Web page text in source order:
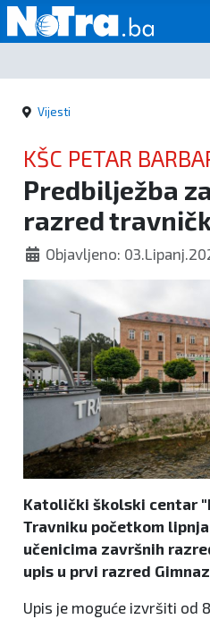
Početna
Vijesti
Sport
Kultura
Crna
kronika
Politika
Zanimljivosti
Vijesti
KŠC PETAR
Predbilježba
razred
Objavljeno:
Katolički školski centar
Travniku početkom
učenicima završnih
upis u prvi razred
Upis je moguće izvršiti od